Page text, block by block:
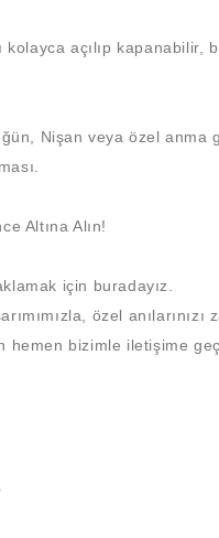
kolayca açılıp
Nişan veya özel anma
Altına Alın!
için buradayız.
özel
hemen bizimle iletişime